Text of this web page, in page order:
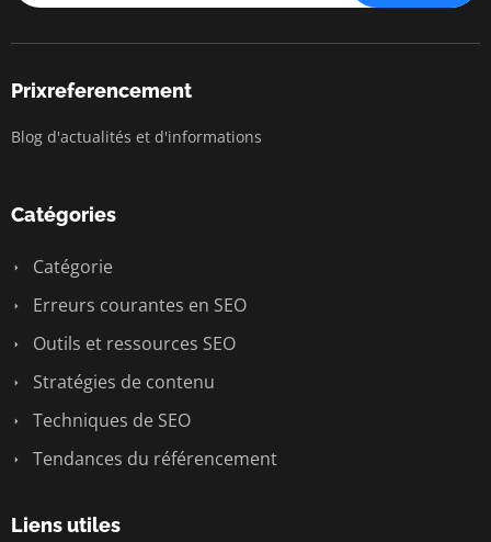
Prixreferencement
Blog d'actualités et d'informations
Catégories
Catégorie
Erreurs courantes en SEO
Outils et ressources SEO
Stratégies de contenu
Techniques de SEO
Tendances du référencement
Liens utiles